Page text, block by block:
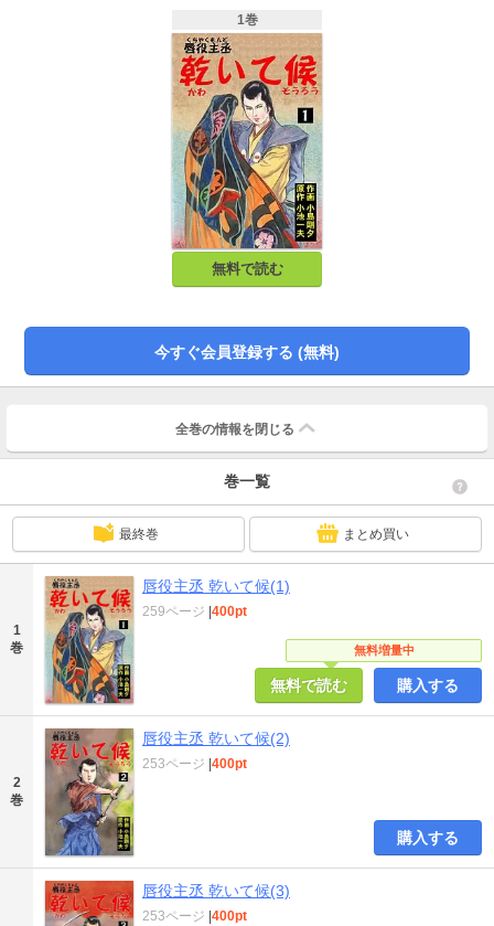
1巻
無料で読む
今すぐ会員登録する (無料)
全巻の情報を 閉じる
巻一覧
最終巻 まとめ買い
1
巻
唇役主丞 乾いて候(1)
無料増量中
259ページ 400pt
無料で読む 購入する
2
巻
唇役主丞 乾いて候(2)
253ページ 400pt
購入する
唇役主丞 乾いて候(3)
253ページ 400pt